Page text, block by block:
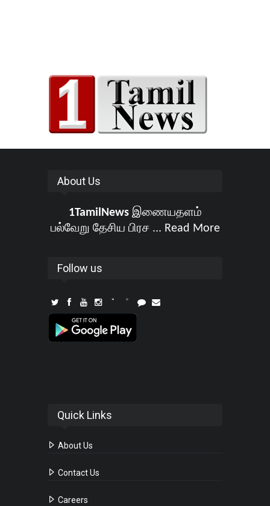
About Us
1TamilNewsஇணையதளம்
பல்வேறு தேசிய பிரச ... Read More
Follow us
Quick Links
About Us
Contact Us
Careers